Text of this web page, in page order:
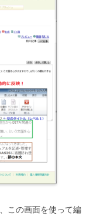
この画面を使って編